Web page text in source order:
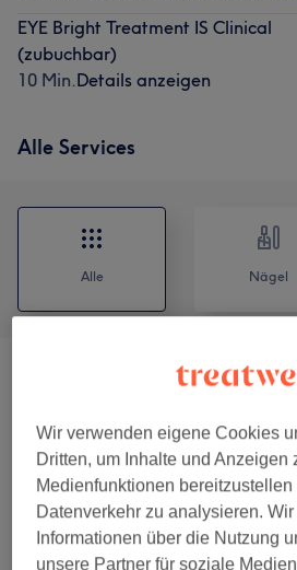
EYE Bright Treatment IS Clinical
(zubuchbar)
10 Min.Details anzeigen
Alle Services
Alle Nägel
Gesichtsbehandlungen (7)
Akne Behandlung (1)
Wimpernwelle &
Wir verwenden eigene Cookies
Dritten, um Inhalte und Anzeigen
Medienfunktionen bereitzustellen
Datenverkehr zu analysieren.
Informationen über die Nutzung
unsere Partner für soziale